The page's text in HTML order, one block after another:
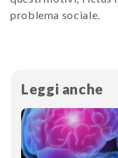
problema sociale.
Leggi anche